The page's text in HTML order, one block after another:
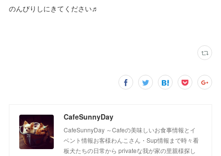
のんびりしにきてください♬
CafeSunnyDay
CafeSunnyDay ～Cafeの美味しいお食事情報とイ
ベント情報お客様わんこさん・Sup情報まで時々看
板犬たちの日常から privateな我が家の里親様探し